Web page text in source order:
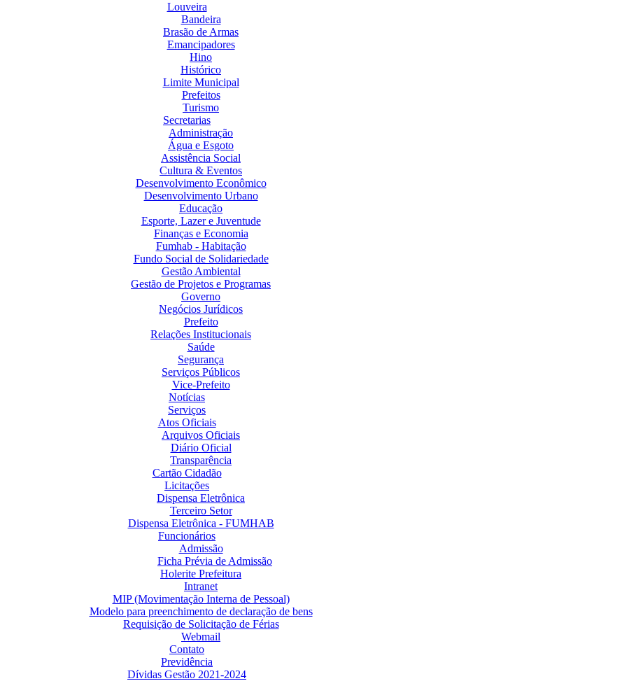
Louveira
Bandeira
Brasão de Armas
Emancipadores
Hino
Histórico
Limite Municipal
Prefeitos
Turismo
Secretarias
Administração
Água e Esgoto
Assistência Social
Cultura & Eventos
Desenvolvimento Econômico
Desenvolvimento Urbano
Educação
Esporte, Lazer e Juventude
Finanças e Economia
Fumhab - Habitação
Fundo Social de Solidariedade
Gestão Ambiental
Gestão de Projetos e Programas
Governo
Negócios Jurídicos
Prefeito
Relações Institucionais
Saúde
Segurança
Serviços Públicos
Vice-Prefeito
Notícias
Serviços
Atos Oficiais
Arquivos Oficiais
Diário Oficial
Transparência
Cartão Cidadão
Licitações
Dispensa Eletrônica
Terceiro Setor
Dispensa Eletrônica - FUMHAB
Funcionários
Admissão
Ficha Prévia de Admissão
Holerite Prefeitura
Intranet
MIP (Movimentação Interna de Pessoal)
Modelo para preenchimento de declaração de bens
Requisição de Solicitação de Férias
Webmail
Contato
Previdência
Dívidas Gestão 2021-2024